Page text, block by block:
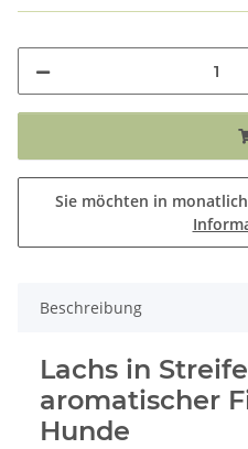
Sie möchten in
Beschreibung
Lachs in
aromatischer
Hunde